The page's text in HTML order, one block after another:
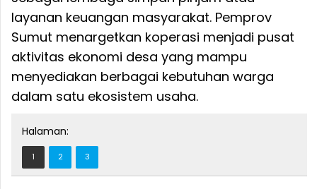
layanan keuangan masyarakat. Pemprov
Sumut menargetkan koperasi menjadi pusat
aktivitas ekonomi desa yang mampu
menyediakan berbagai kebutuhan warga
dalam satu ekosistem usaha.
Halaman:
1 2 3